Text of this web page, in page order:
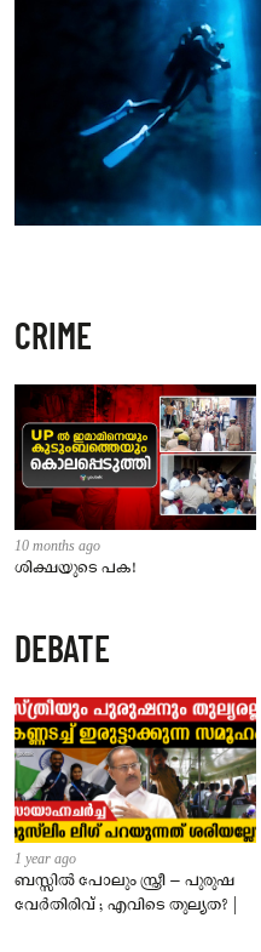
CRIME
10 months ago
ശിക്ഷയുടെ പക!
DEBATE
1 year ago
ബസ്സിൽ പോലും സ്ത്രീ – പുരുഷ
വേർതിരിവ് ; എവിടെ തുല്യത? |